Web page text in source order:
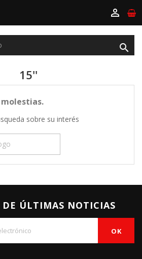


15''
sobre su interés
DE ÚLTIMAS NOTICIAS